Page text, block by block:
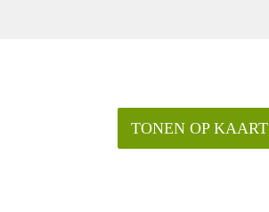
TONEN OP KAART